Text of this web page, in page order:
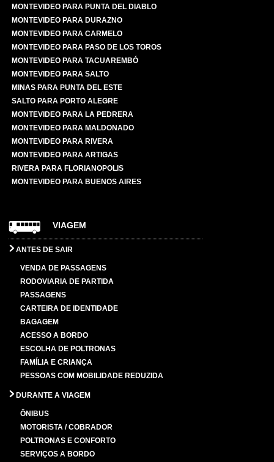
MONTEVIDEO PARA PUNTA DEL DIABLO
MONTEVIDEO PARA DURAZNO
MONTEVIDEO PARA CARMELO
MONTEVIDEO PARA PASO DE LOS TOROS
MONTEVIDEO PARA TACUAREMBÓ
MONTEVIDEO PARA SALTO
MINAS PARA PUNTA DEL ESTE
SALTO PARA PORTO ALEGRE
MONTEVIDEO PARA LA PEDRERA
MONTEVIDEO PARA MALDONADO
MONTEVIDEO PARA RIVERA
MONTEVIDEO PARA ARTIGAS
RIVERA PARA FLORIANOPOLIS
MONTEVIDEO PARA BUENOS AIRES
VIAGEM
ANTES DE SAIR
VENDA DE PASSAGENS
RODOVIARIA DE PARTIDA
PASSAGENS
CARTEIRA DE IDENTIDADE
BAGAGEM
ACESSO A BORDO
ESCOLHA DE POLTRONAS
FAMÍLIA E CRIANÇA
PESSOAS COM MOBILIDADE REDUZIDA
DURANTE A VIAGEM
ÔNIBUS
MOTORISTA / COBRADOR
POLTRONAS E CONFORTO
SERVIÇOS A BORDO